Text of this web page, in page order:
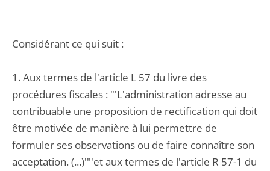
Considérant ce qui suit :
1. Aux termes de l'article L 57 du livre des
procédures fiscales : "'L'administration adresse au
contribuable une proposition de rectification qui doit
être motivée de manière à lui permettre de
formuler ses observations ou de faire connaître son
acceptation. (...)'"'et aux termes de l'article R 57-1 du